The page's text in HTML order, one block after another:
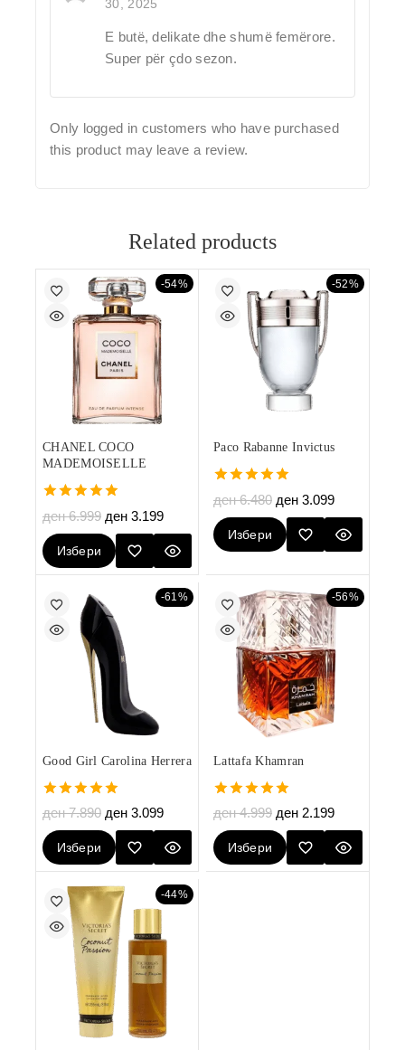
30, 2025
E butë, delikate dhe shumë femërore.
Super për çdo sezon.
Only logged in customers who have purchased
this product may leave a review.
Related products
-54%
CHANEL COCO
MADEMOISELLE
5.00
out of 5
ден6.999 ден 3.199
Избери
Опции
-52%
Paco Rabanne Invictus
5.00
out of 5
ден6.480 ден 3.099
Избери
-61%
Good Girl Carolina Herrera
5.00
out of 5
ден7.890 ден 3.099
Избери
Опции
-56%
Lattafa Khamran
5.00
out of 5
ден4.999 ден 2.199
Избери
Опции
-44%